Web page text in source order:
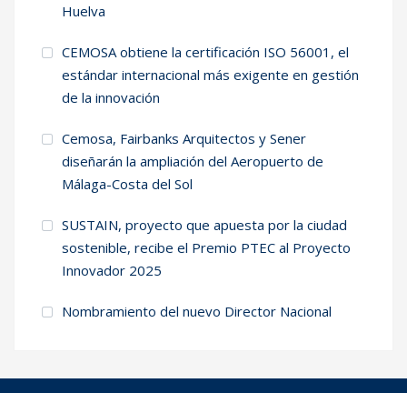
Huelva
CEMOSA obtiene la certificación ISO 56001, el
estándar internacional más exigente en gestión
de la innovación
Cemosa, Fairbanks Arquitectos y Sener
diseñarán la ampliación del Aeropuerto de
Málaga-Costa del Sol
SUSTAIN, proyecto que apuesta por la ciudad
sostenible, recibe el Premio PTEC al Proyecto
Innovador 2025
Nombramiento del nuevo Director Nacional